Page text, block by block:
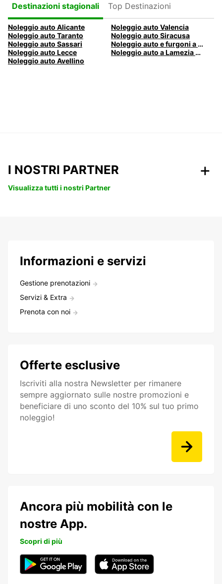
Destinazioni stagionali
Top Destinazioni
Noleggio auto Alicante
Noleggio auto Valencia
Noleggio auto Taranto
Noleggio auto Siracusa
Noleggio auto Sassari
Noleggio auto e furgoni a Pescara
Noleggio auto Lecce
Noleggio auto a Lamezia Terme, Italia
Noleggio auto Avellino
I NOSTRI PARTNER
Visualizza tutti i nostri Partner
Informazioni e servizi
Gestione prenotazioni
Servizi & Extra
Prenota con noi
Offerte esclusive
Iscriviti alla nostra Newsletter per rimanere
sempre aggiornato sulle nostre promozioni e
beneficiare di uno sconto del 10% sul tuo primo
noleggio!
Ancora più mobilità con le
nostre App.
Scopri di più